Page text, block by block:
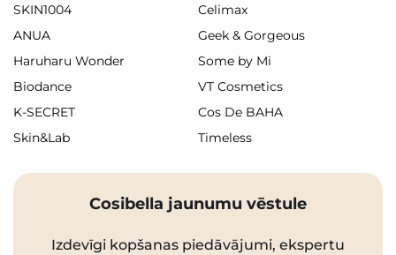
SKIN1004
Celimax
ANUA
Geek & Gorgeous
Haruharu Wonder
Some by Mi
Biodance
VT Cosmetics
K-SECRET
Cos De BAHA
Skin&Lab
Timeless
Cosibella jaunumu vēstule
Izdevīgi kopšanas piedāvājumi, ekspertu